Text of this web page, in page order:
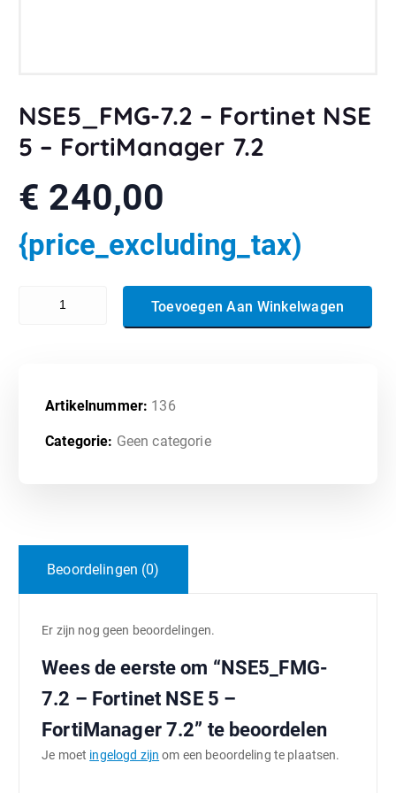
NSE5_FMG-7.2 – Fortinet NSE
5 – FortiManager 7.2
€ 240,00
{price_excluding_tax)
Toevoegen Aan Winkelwagen
Artikelnummer: 136
Categorie: Geen categorie
Beoordelingen (0)
Er zijn nog geen beoordelingen.
Wees de eerste om “NSE5_FMG-
7.2 – Fortinet NSE 5 –
FortiManager 7.2” te beoordelen
Je moet ingelogd zijn om een beoordeling te plaatsen.